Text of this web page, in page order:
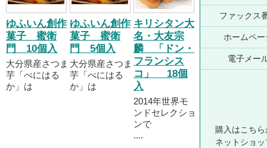
ゆふいん創作
菓子 蜜衛
門 10個入
大分県産さつま
芋「べにはる
か」は
ゆふいん創作
菓子 蜜衛
門 5個入
大分県産さつま
芋「べにはる
か」は
キリシタン大
名・大友宗
麟 「ドン・
フランシス
コ」 18個
入
2014年世界モ
ンドセレクショ
ンで
....
ファックス
ホームペー
電子メー
購入はこちら
ネットショ